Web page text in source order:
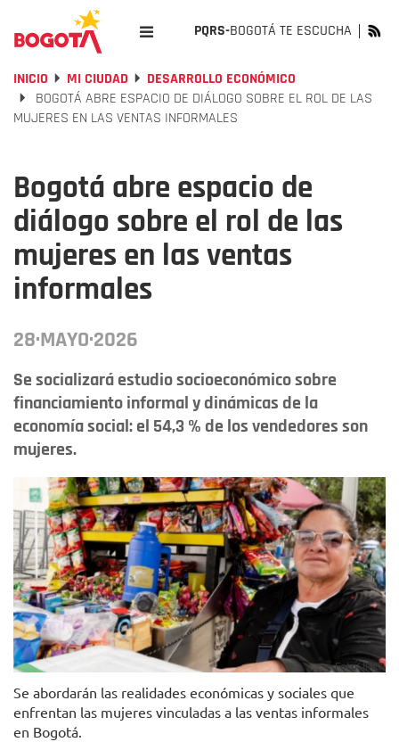
PQRS-BOGOTÁ TE ESCUCHA
INICIO MI CIUDAD
DESARROLLO ECONÓMICO
BOGOTÁ ABRE ESPACIO DE DIÁLOGO SOBRE EL ROL DE LAS
MUJERES EN LAS VENTAS INFORMALES
Bogotá abre espacio de
diálogo sobre el rol de las
mujeres en las ventas
informales
28·MAYO·2026
Se socializará estudio socioeconómico sobre
financiamiento informal y dinámicas de la
economía social: el 54,3 % de los vendedores son
mujeres.
Foto: IPES.
Se abordarán las realidades económicas y sociales que
enfrentan las mujeres vinculadas a las ventas informales
en Bogotá.